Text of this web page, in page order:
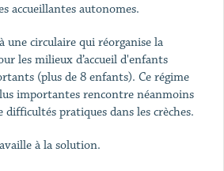
accueillantes autonomes.
une circulaire qui réorganise la
les milieux d’accueil d'enfants
(plus de 8 enfants). Ce régime
importantes rencontre néanmoins
pratiques dans les crèches.
à la solution.